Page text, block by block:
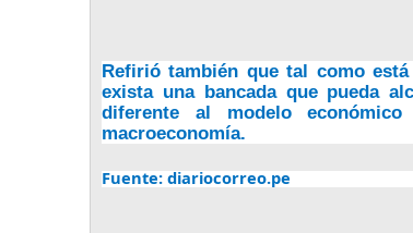
Refirió también que tal como
exista una bancada que pueda
diferente al modelo
macroeconomía.
Fuente: diariocorreo.pe